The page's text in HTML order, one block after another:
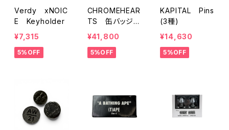
Verdy xNOIC
E Keyholder
¥7,315
5%OFF
CHROMEHEAR
TS 缶バッジ
（6個セット)
¥41,800
5%OFF
KAPITAL Pins
(3種)
¥14,630
5%OFF